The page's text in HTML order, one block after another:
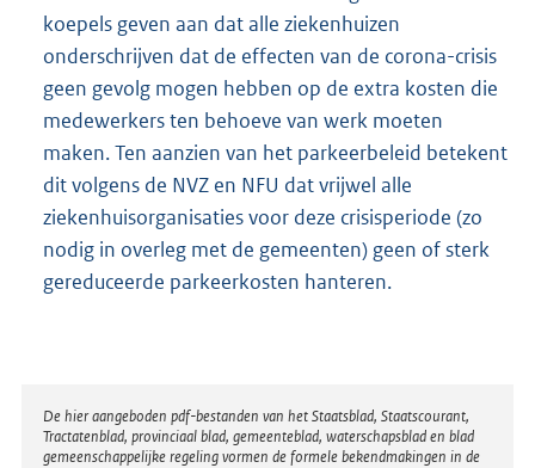
koepels geven aan dat alle ziekenhuizen
onderschrijven dat de effecten van de corona-crisis
geen gevolg mogen hebben op de extra kosten die
medewerkers ten behoeve van werk moeten
maken. Ten aanzien van het parkeerbeleid betekent
dit volgens de NVZ en NFU dat vrijwel alle
ziekenhuisorganisaties voor deze crisisperiode (zo
nodig in overleg met de gemeenten) geen of sterk
gereduceerde parkeerkosten hanteren.
Disclaimer
De hier aangeboden pdf-bestanden van het Staatsblad, Staatscourant,
Tractatenblad, provinciaal blad, gemeenteblad, waterschapsblad en blad
gemeenschappelijke regeling vormen de formele bekendmakingen in de